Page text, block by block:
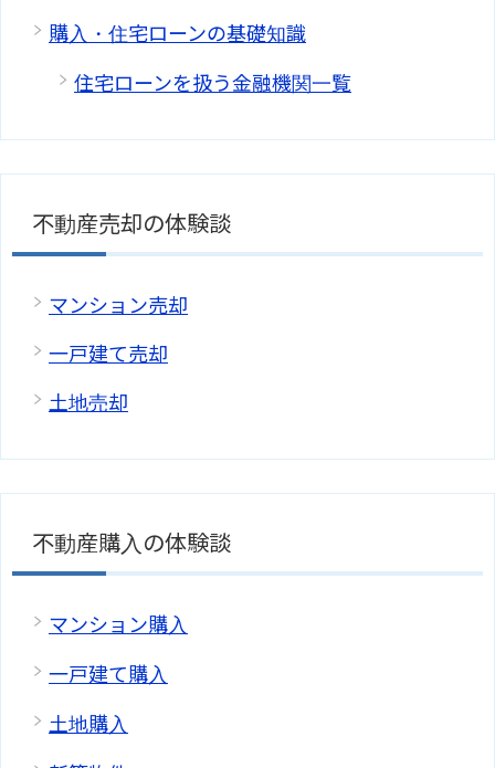
購入・住宅ローンの基礎知識
住宅ローンを扱う金融機関一覧
不動産売却の体験談
マンション売却
一戸建て売却
土地売却
不動産購入の体験談
マンション購入
一戸建て購入
土地購入